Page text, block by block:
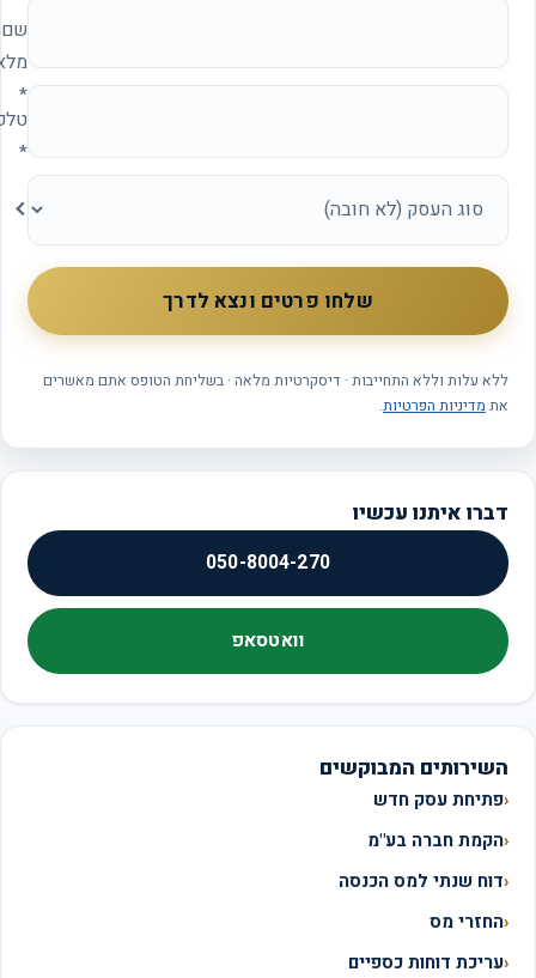
אתר החברה (להשאיר ריק)
שם
מלא
טלפון
*
העסק
שלחו פרטים ונצא לדרך
ללא עלות וללא התחייבות · דיסקרטיות מלאה · בשליחת הטופס אתם מאשרים
אתמדיניות הפרטיות.
דברו איתנו עכשיו
050-8004-270
וואטסאפ
השירותים המבוקשים
פתיחת עסק חדש
הקמת חברה בע"מ
דוח שנתי למס הכנסה
החזרי מס
עריכת דוחות כספיים